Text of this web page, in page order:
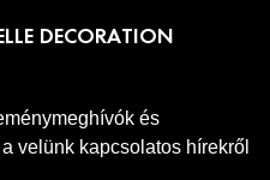
DECORATION
és
velünk kapcsolatos hírekről